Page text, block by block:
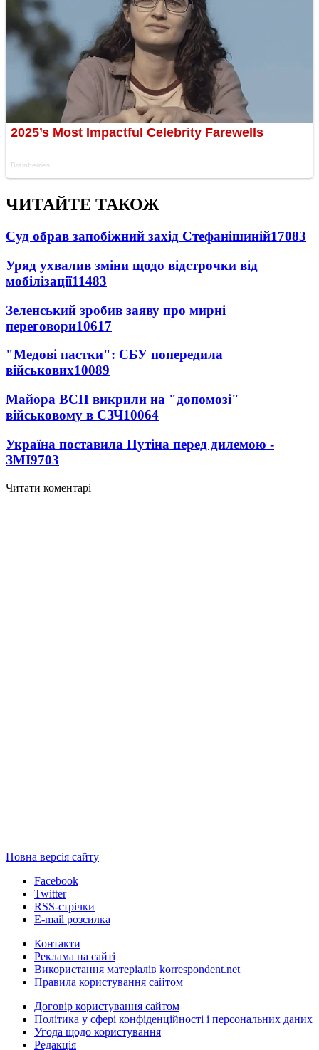
ЧИТАЙТЕ ТАКОЖ
Суд обрав запобіжний захід Стефанішиній17083
Уряд ухвалив зміни щодо відстрочки від
мобілізації11483
Зеленський зробив заяву про мирні
переговори10617
"Медові пастки": СБУ попередила
військових10089
Майора ВСП викрили на "допомозі"
військовому в СЗЧ10064
Україна поставила Путіна перед дилемою -
ЗМІ9703
Читати коментарі
Повна версія сайту
Facebook
Twitter
RSS-стрічки
E-mail розсилка
Контакти
Реклама на сайті
Використання матеріалів korrespondent.net
Правила користування сайтом
Договір користування сайтом
Політика у сфері конфіденційності і персональних даних
Угода щодо користування
Редакція